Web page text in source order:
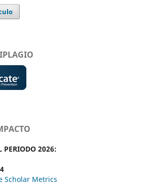
PERIODO 2026:
Scholar Metrics